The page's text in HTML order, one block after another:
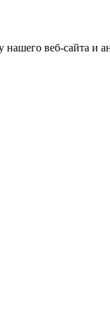
веб-сайта и